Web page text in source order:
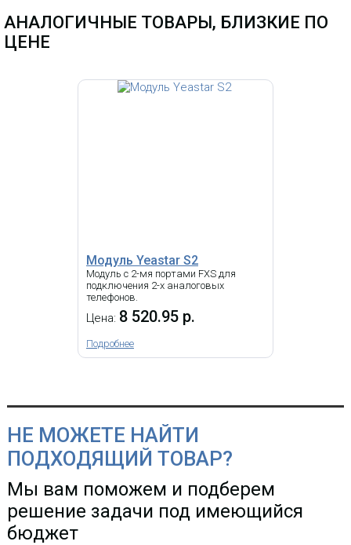
Модуль OpenVox FXS100
7 518.48 р.
АНАЛОГИЧНЫЕ ТОВАРЫ, БЛИЗКИЕ ПО
ЦЕНЕ
Модуль Yeastar S2
Модуль с 2-мя портами FXS для
подключения 2-х аналоговых
телефонов.
Цена: 8 520.95 р.
Подробнее
НЕ МОЖЕТЕ НАЙТИ
ПОДХОДЯЩИЙ ТОВАР?
Мы вам поможем и подберем
решение задачи под имеющийся
бюджет